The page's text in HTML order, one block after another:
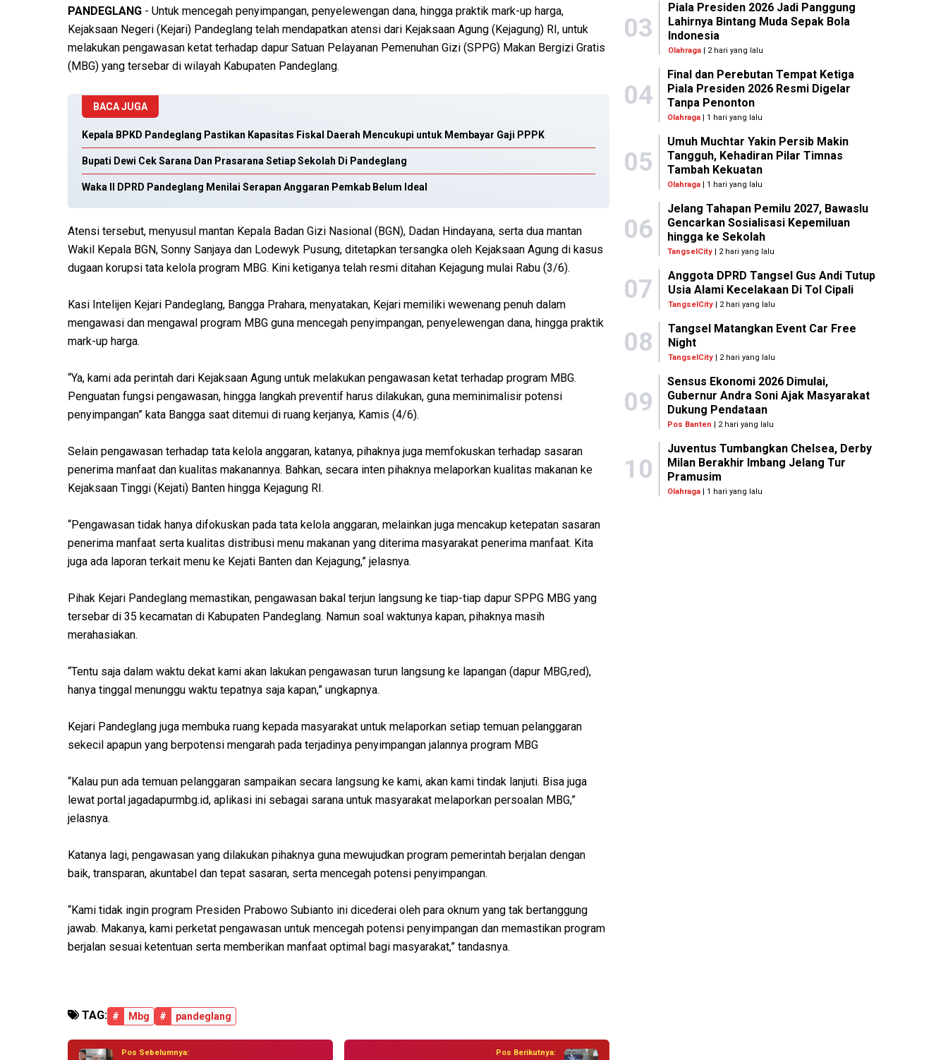
PANDEGLANG - Untuk mencegah penyimpangan, penyelewengan dana, hingga praktik mark-up harga,
Kejaksaan Negeri (Kejari) Pandeglang telah mendapatkan atensi dari Kejaksaan Agung (Kejagung) RI, untuk
melakukan pengawasan ketat terhadap dapur Satuan Pelayanan Pemenuhan Gizi (SPPG) Makan Bergizi Gratis
(MBG) yang tersebar di wilayah Kabupaten Pandeglang.
BACA JUGA
Kepala BPKD Pandeglang Pastikan Kapasitas Fiskal Daerah Mencukupi untuk Membayar Gaji PPPK
Bupati Dewi Cek Sarana Dan Prasarana Setiap Sekolah Di Pandeglang
Waka II DPRD Pandeglang Menilai Serapan Anggaran Pemkab Belum Ideal
Atensi tersebut, menyusul mantan Kepala Badan Gizi Nasional (BGN), Dadan Hindayana, serta dua mantan
Wakil Kepala BGN, Sonny Sanjaya dan Lodewyk Pusung, ditetapkan tersangka oleh Kejaksaan Agung di kasus
dugaan korupsi tata kelola program MBG. Kini ketiganya telah resmi ditahan Kejagung mulai Rabu (3/6).
Kasi Intelijen Kejari Pandeglang, Bangga Prahara, menyatakan, Kejari memiliki wewenang penuh dalam
mengawasi dan mengawal program MBG guna mencegah penyimpangan, penyelewengan dana, hingga praktik
mark-up harga.
“Ya, kami ada perintah dari Kejaksaan Agung untuk melakukan pengawasan ketat terhadap program MBG.
Penguatan fungsi pengawasan, hingga langkah preventif harus dilakukan, guna meminimalisir potensi
penyimpangan” kata Bangga saat ditemui di ruang kerjanya, Kamis (4/6).
Selain pengawasan terhadap tata kelola anggaran, katanya, pihaknya juga memfokuskan terhadap sasaran
penerima manfaat dan kualitas makanannya. Bahkan, secara inten pihaknya melaporkan kualitas makanan ke
Kejaksaan Tinggi (Kejati) Banten hingga Kejagung RI.
“Pengawasan tidak hanya difokuskan pada tata kelola anggaran, melainkan juga mencakup ketepatan sasaran
penerima manfaat serta kualitas distribusi menu makanan yang diterima masyarakat penerima manfaat. Kita
juga ada laporan terkait menu ke Kejati Banten dan Kejagung,” jelasnya.
Pihak Kejari Pandeglang memastikan, pengawasan bakal terjun langsung ke tiap-tiap dapur SPPG MBG yang
tersebar di 35 kecamatan di Kabupaten Pandeglang. Namun soal waktunya kapan, pihaknya masih
merahasiakan.
“Tentu saja dalam waktu dekat kami akan lakukan pengawasan turun langsung ke lapangan (dapur MBG,red),
hanya tinggal menunggu waktu tepatnya saja kapan,” ungkapnya.
Kejari Pandeglang juga membuka ruang kepada masyarakat untuk melaporkan setiap temuan pelanggaran
sekecil apapun yang berpotensi mengarah pada terjadinya penyimpangan jalannya program MBG
“Kalau pun ada temuan pelanggaran sampaikan secara langsung ke kami, akan kami tindak lanjuti. Bisa juga
lewat portal jagadapurmbg.id, aplikasi ini sebagai sarana untuk masyarakat melaporkan persoalan MBG,”
jelasnya.
Katanya lagi, pengawasan yang dilakukan pihaknya guna mewujudkan program pemerintah berjalan dengan
baik, transparan, akuntabel dan tepat sasaran, serta mencegah potensi penyimpangan.
“Kami tidak ingin program Presiden Prabowo Subianto ini dicederai oleh para oknum yang tak bertanggung
jawab. Makanya, kami perketat pengawasan untuk mencegah potensi penyimpangan dan memastikan program
berjalan sesuai ketentuan serta memberikan manfaat optimal bagi masyarakat,” tandasnya.
TAG: # Mbg # pandeglang
Pos Sebelumnya: Pos Berikutnya:
03
Piala Presiden 2026 Jadi Panggung
Lahirnya Bintang Muda Sepak Bola
Indonesia
Olahraga| 2 hari yang lalu
04
Final dan Perebutan Tempat Ketiga
Piala Presiden 2026 Resmi Digelar
Tanpa Penonton
Olahraga | 1 hari yang lalu
05
Umuh Muchtar Yakin Persib Makin
Tangguh, Kehadiran Pilar Timnas
Tambah Kekuatan
Olahraga | 1 hari yang lalu
06
Jelang Tahapan Pemilu 2027, Bawaslu
Gencarkan Sosialisasi Kepemiluan
hingga ke Sekolah
TangselCity | 2 hari yang lalu
07
Anggota DPRD Tangsel Gus Andi Tutup
Usia Alami Kecelakaan Di Tol Cipali
TangselCity| 2 hari yang lalu
08
Tangsel Matangkan Event Car Free
Night
TangselCity| 2 hari yang lalu
09
Sensus Ekonomi 2026 Dimulai,
Gubernur Andra Soni Ajak Masyarakat
Dukung Pendataan
Pos Banten | 2 hari yang lalu
10
Juventus Tumbangkan Chelsea, Derby
Milan Berakhir Imbang Jelang Tur
Pramusim
Olahraga | 1 hari yang lalu